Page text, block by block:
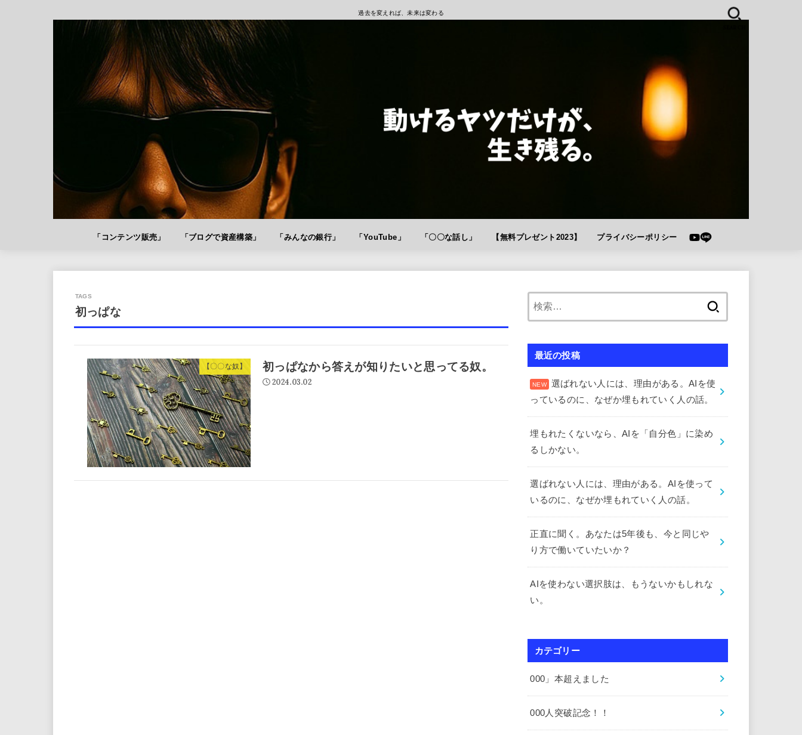
過去を変えれば、未来は変わる
「コンテンツ販売」 「ブログで資産構築」 「みんなの銀行」 「YouTube」 「〇〇な話し」 【無料プレゼント2023】 プライバシーポリシー
初っぱな
【〇〇な奴】 初っぱなから答えが知りたいと思ってる奴。
2024.03.02
最近の投稿
選ばれない人には、理由がある。AIを使
っているのに、なぜか埋もれていく人の話。
埋もれたくないなら、AIを「自分色」に染め
るしかない。
選ばれない人には、理由がある。AIを使って
いるのに、なぜか埋もれていく人の話。
正直に聞く。あなたは5年後も、今と同じや
り方で働いていたいか？
AIを使わない選択肢は、もうないかもしれな
い。
カテゴリー
000」本超えました
000人突破記念！！